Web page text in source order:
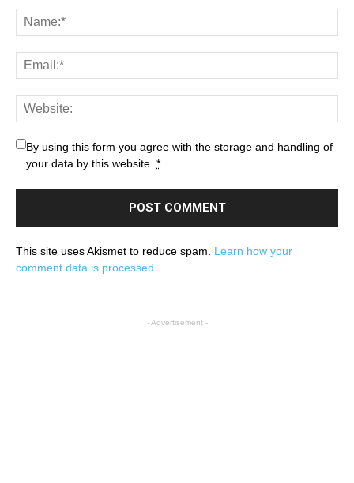
By using this form you agree with the storage and handling of
your data by this website. *
This site uses Akismet to reduce spam. Learn how your
comment data is processed
- Advertisement -